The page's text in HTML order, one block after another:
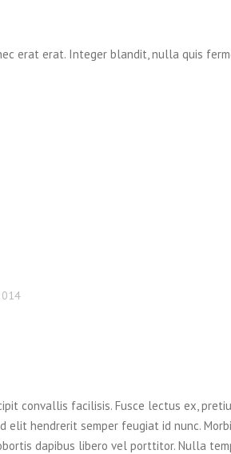
erat erat. Integer blandit, nulla quis
convallis facilisis. Fusce lectus ex,
elit hendrerit semper feugiat id nunc.
dapibus libero vel porttitor. Nulla